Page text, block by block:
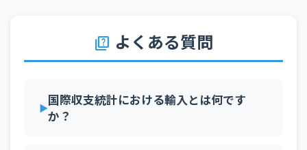
2024年5月
2024年4月 90,678億円
2024年2月
quiz よくある質問
国際収支統計における輸入とは何です
か？